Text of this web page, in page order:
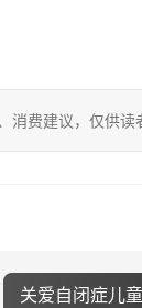
费建议，仅供读
关爱自闭症儿